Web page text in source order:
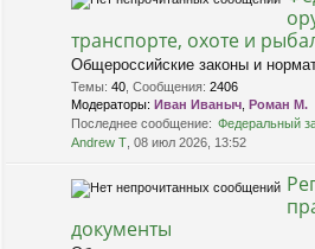
транспорте, охоте и
Общероссийские законы и
Темы: 40 Сообщения: 2406
Модераторы: Иван Иваныч Роман М.
Последнее сообщение: Федеральный
Andrew T , 08 июл 2026, 13:52
документы